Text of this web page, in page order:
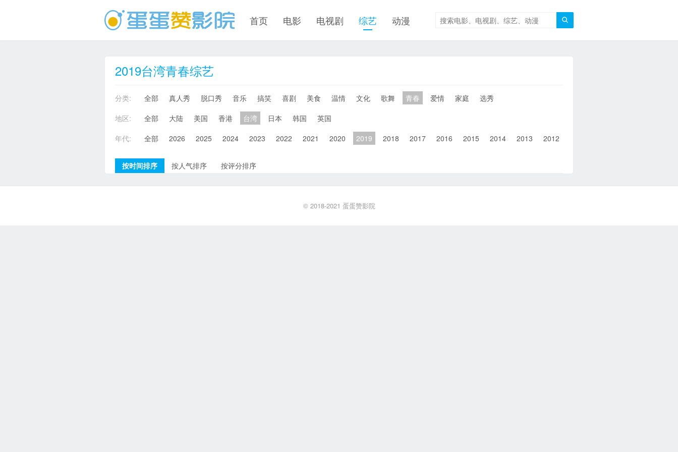

首页 电影 电视剧 综艺 动漫
2019台湾青春综艺
分类: 全部 真人秀 脱口秀 音乐 搞笑 喜剧 美食 温情 文化 歌舞 青春 爱情 家庭
选秀
地区:
全部 大陆 美国 香港 台湾 日本 韩国
英国
年代:
全部 2026 2025 2024 2023 2022 2021 2020 2019 2018 2017 2016 2015 2014 2013 2012
按时间排序 按人气排序 按评分排序
© 2018-2021 蛋蛋赞影院